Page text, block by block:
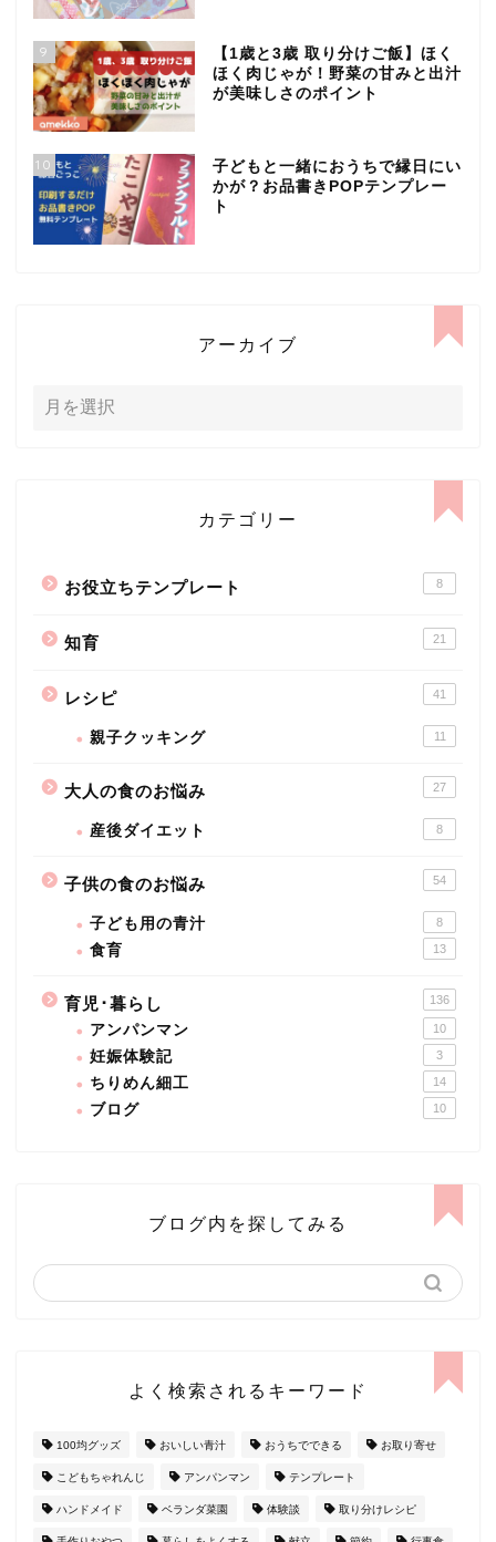
9
【1歳と3歳 取り分けご飯】ほく
ほく肉じゃが！野菜の甘みと出汁
が美味しさのポイント
10
子どもと一緒におうちで縁日にい
かが？お品書きPOPテンプレー
ト
アーカイブ
カテゴリー
お役立ちテンプレート 8
知育 21
レシピ 41
親子クッキング 11
大人の食のお悩み 27
産後ダイエット 8
子供の食のお悩み 54
子ども用の青汁 8
食育 13
育児･暮らし 136
アンパンマン 10
妊娠体験記 3
ちりめん細工 14
ブログ 10
ブログ内を探してみる
よく検索されるキーワード
100均グッズ おいしい青汁 おうちでできる お取り寄せ
こどもちゃれんじ アンパンマン テンプレート
ハンドメイド ベランダ菜園 体験談 取り分けレシピ